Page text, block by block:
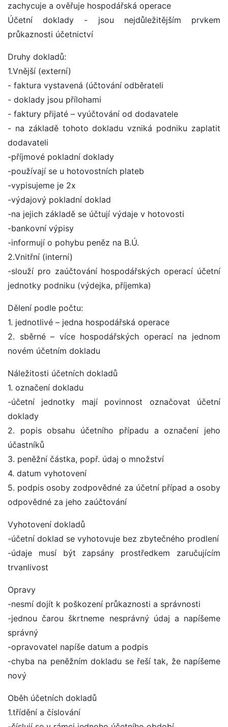
zachycuje a ověřuje hospodářská operace
Účetní doklady - jsou nejdůležitějším prvkem
průkaznosti účetnictví
Druhy dokladů:
1.Vnější (externí)
- faktura vystavená (účtování odběrateli
- doklady jsou přílohami
- faktury přijaté – vyúčtování od dodavatele
- na základě tohoto dokladu vzniká podniku zaplatit
dodavateli
-příjmové pokladní doklady
-používají se u hotovostních plateb
-vypisujeme je 2x
-výdajový pokladní doklad
-na jejich základě se účtují výdaje v hotovosti
-bankovní výpisy
-informují o pohybu peněz na B.Ú.
2.Vnitřní (interní)
-slouží pro zaúčtování hospodářských operací účetní
jednotky podniku (výdejka, příjemka)
Dělení podle počtu:
1. jednotlivé – jedna hospodářská operace
2. sběrné – více hospodářských operací na jednom
novém účetním dokladu
Náležitosti účetních dokladů
1. označení dokladu
-účetní jednotky mají povinnost označovat účetní
doklady
2. popis obsahu účetního případu a označení jeho
účastníků
3. peněžní částka, popř. údaj o množství
4. datum vyhotovení
5. podpis osoby zodpovědné za účetní případ a osoby
odpovědné za jeho zaúčtování
Vyhotovení dokladů
-účetní doklad se vyhotovuje bez zbytečného prodlení
-údaje musí být zapsány prostředkem zaručujícím
trvanlivost
Opravy
-nesmí dojít k poškození průkaznosti a správnosti
-jednou čarou škrtneme nesprávný údaj a napíšeme
správný
-opravovatel napíše datum a podpis
-chyba na peněžním dokladu se řeší tak, že napíšeme
nový
Oběh účetních dokladů
1.třídění a číslování